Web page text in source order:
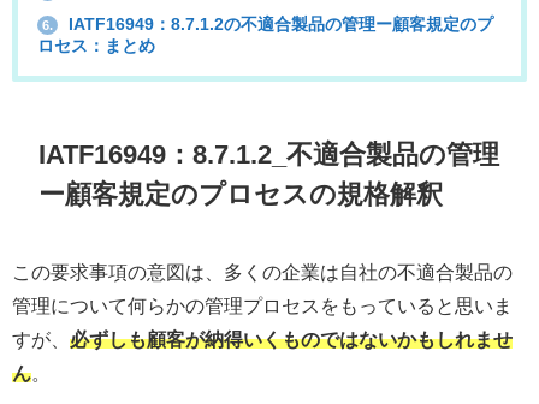
6.
IATF16949：8.7.1.2の不適合製品の管理ー顧客規定のプ
ロセス：まとめ
IATF16949：8.7.1.2_不適合製品の管理
ー顧客規定のプロセスの規格解釈
この要求事項の意図は、多くの企業は自社の不適合製品の
管理について何らかの管理プロセスをもっていると思いま
すが、 必ずしも顧客が納得いくものではないかもしれませ
ん